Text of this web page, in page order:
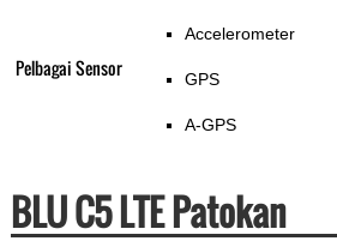
Pelbagai Sensor
Accelerometer
GPS
A-GPS
BLU C5 LTE Patokan